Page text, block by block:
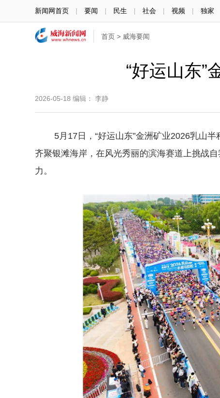
新闻网首页 | 要闻 | 民生 | 社会 | 视频 | 独家
首页 > 威海要闻
“好运山东”
2026-05-18 编辑： 李静
5月17日，“好运山东”金洲矿业2026乳山半
齐聚银滩海岸，在风光秀丽的滨海赛道上挑战
力。